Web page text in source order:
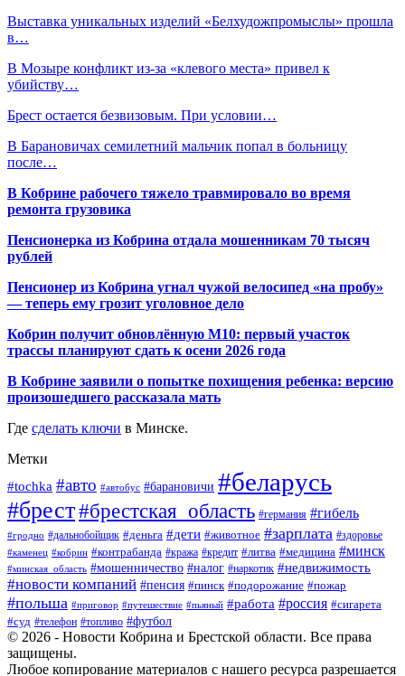
Выставка уникальных изделий «Белхудожпромыслы» прошла
в…
В Мозыре конфликт из-за «клевого места» привел к
убийству…
Брест остается безвизовым. При условии…
В Барановичах семилетний мальчик попал в больницу
после…
В Кобрине рабочего тяжело травмировало во время
ремонта грузовика
Пенсионерка из Кобрина отдала мошенникам 70 тысяч
рублей
Пенсионер из Кобрина угнал чужой велосипед «на пробу»
— теперь ему грозит уголовное дело
Кобрин получит обновлённую М10: первый участок
трассы планируют сдать к осени 2026 года
В Кобрине заявили о попытке похищения ребенка: версию
произошедшего рассказала мать
Где сделать ключи в Минске.
Метки
#tochka #авто #автобус #барановичи #беларусь
#брест#брестская_область #германия #гибель
#гродно #дальнобойщик #деньга #дети #животное #зарплата #здоровье
#каменец #кобрин #контрабанда #кража #кредит #литва #медицина #минск
#минская_область #мошенничество #налог #наркотик #недвижимость
#новости компаний #пенсия #пинск #подорожание #пожар
#польша #приговор #путешествие #пьяный #работа #россия #сигарета
#суд #телефон #топливо #футбол
© 2026 - Новости Кобрина и Брестской области. Все права
защищены.
Любое копирование материалов с нашего ресурса разрешается